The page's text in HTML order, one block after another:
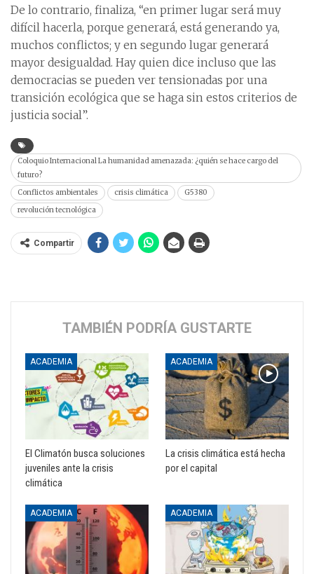
De lo contrario, finaliza, “en primer lugar será muy
difícil hacerla, porque generará, está generando ya,
muchos conflictos; y en segundo lugar generará
mayor desigualdad. Hay quien dice incluso que las
democracias se pueden ver tensionadas por una
transición ecológica que se haga sin estos criterios de
justicia social”.
Coloquio Internacional La humanidad amenazada: ¿quién se hace cargo del
futuro?
Conflictos ambientales
crisis climática
G5380
revolución tecnológica
Compartir
TAMBIÉN PODRÍA GUSTARTE
ACADEMIA
El Climatón busca soluciones
juveniles ante la crisis
climática
ACADEMIA
La crisis climática está hecha
por el capital
ACADEMIA ACADEMIA